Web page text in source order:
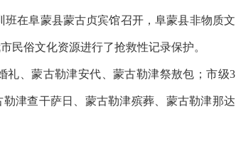
在阜蒙县蒙古贞宾馆召开，阜蒙县非物质文
民俗文化资源进行了抢救性记录保护。
、蒙古勒津安代、蒙古勒津祭敖包；市级3
津查干萨日、蒙古勒津殡葬、蒙古勒津那达